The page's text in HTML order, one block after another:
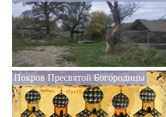
Покров Пресвятой Богородицы